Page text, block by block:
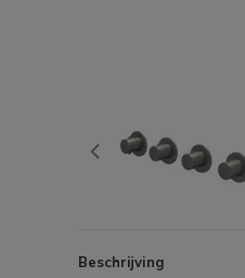
Beschrijving